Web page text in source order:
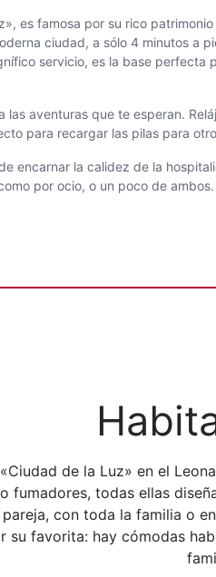
es famosa por su rico
ciudad, a sólo 4 minutos a
servicio, es la base
aventuras que te esperan.
para recargar las pilas para
encarnar la calidez de la
por ocio, o un poco de
de la Luz» en el
fumadores, todas ellas
con toda la familia o
su favorita: hay cómodas